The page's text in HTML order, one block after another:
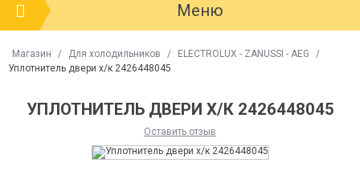
Меню
Магазин / Для холодильников / ELECTROLUX - ZANUSSI - AEG
/
Уплотнитель двери х/к 2426448045
УПЛОТНИТЕЛЬ ДВЕРИ Х/К 2426448045
Оставить отзыв